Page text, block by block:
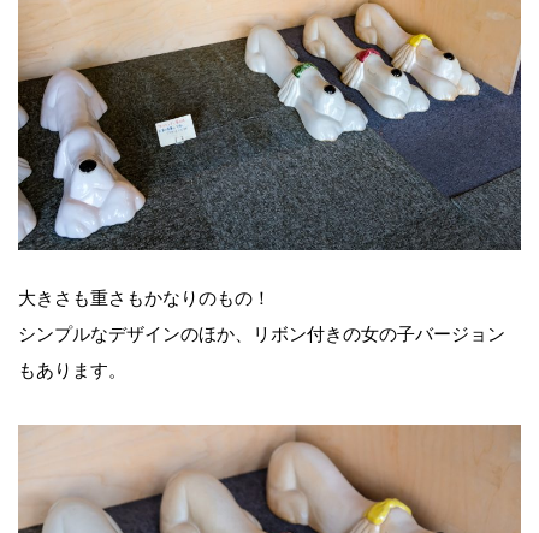
大きさも重さもかなりのもの！
シンプルなデザインのほか、リボン付きの女の子バージョン
もあります。